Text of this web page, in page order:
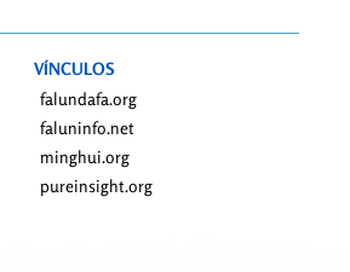
VÍNCULOS
falundafa.org
faluninfo.net
minghui.org
pureinsight.org